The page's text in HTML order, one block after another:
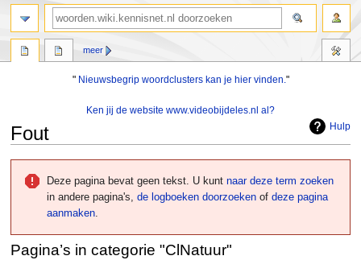
" Nieuwsbegrip woordclusters kan je hier vinden."
Ken jij de website www.videobijdeles.nl al?
Hulp
Fout
navigatie
springen
zoeken
springen
Deze pagina bevat geen tekst. U kunt naar deze term zoeken
in andere pagina's, de logboeken doorzoekenof deze pagina
aanmaken.
Pagina’s in categorie "ClNatuur"
meer
zoeken